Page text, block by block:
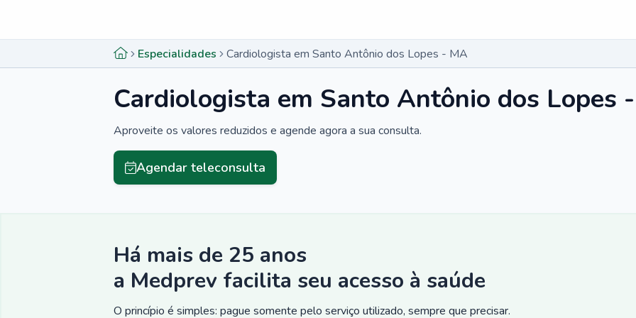
Especialidades Cardiologista em Santo Antônio dos Lopes - MA
Cardiologista em Santo Antônio dos Lopes
Aproveite os valores reduzidos e agende agora a sua consulta.
Agendar teleconsulta
Há mais de 25 anos
a Medprev facilita seu acesso à saúde
O princípio é simples: pague somente pelo serviço utilizado, sempre que precisar.